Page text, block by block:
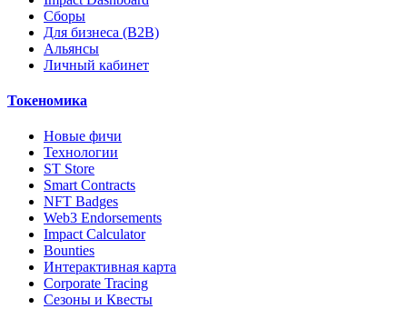
Сборы
Для бизнеса (B2B)
Альянсы
Личный кабинет
Токеномика
Новые фичи
Технологии
ST Store
Smart Contracts
NFT Badges
Web3 Endorsements
Impact Calculator
Bounties
Интерактивная карта
Corporate Tracing
Сезоны и Квесты